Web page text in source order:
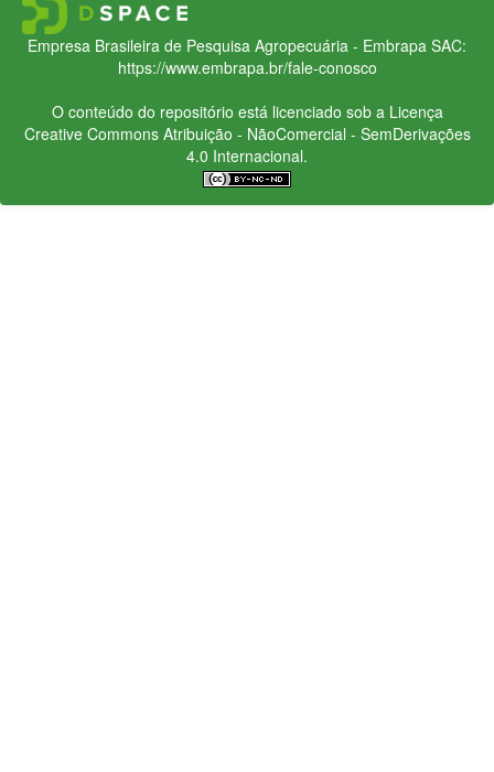
Empresa Brasileira de Pesquisa Agropecuária - Embrapa SAC:
https://www.embrapa.br/fale-conosco
O conteúdo do repositório está licenciado sob a Licença
Creative CommonsAtribuição - NãoComercial - SemDerivações
4.0 Internacional.